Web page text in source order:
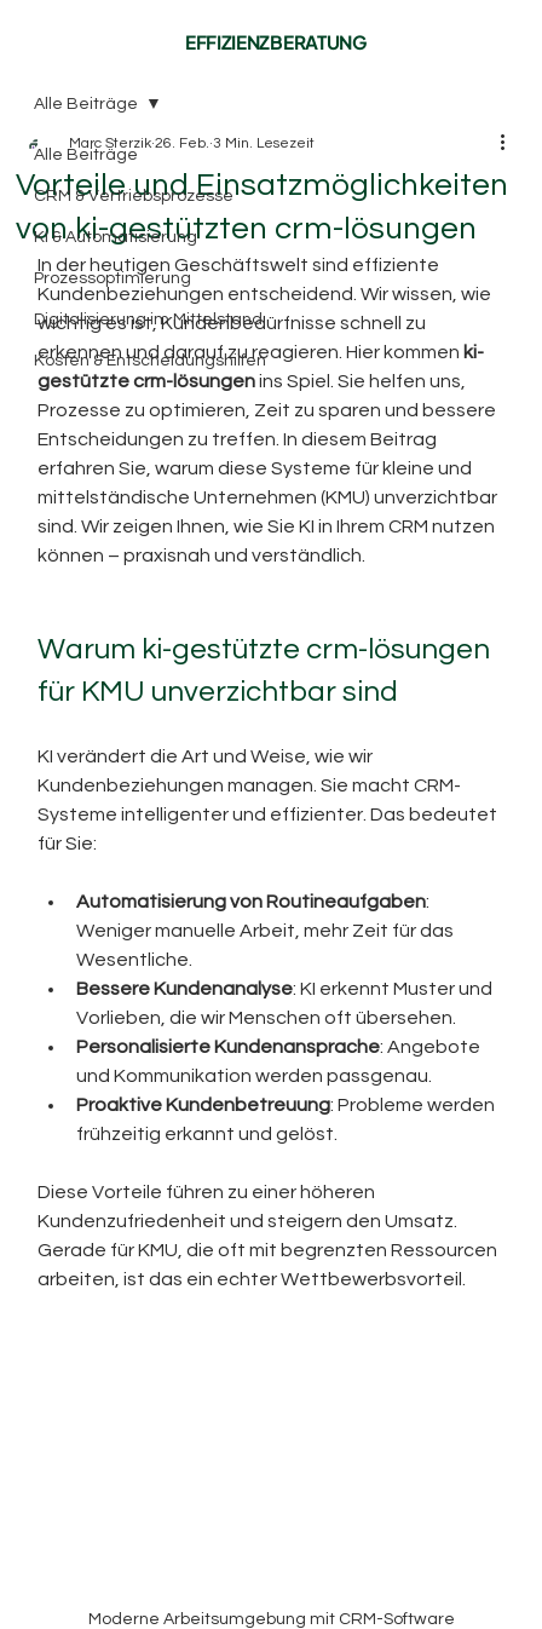
EFFIZIENZBERATUNG
Alle Beiträge
CRM & Vertriebsprozesse
KI & Automatisierung
Prozessoptimierung
Digitalisierung im Mittelstand
Kosten & Entscheidungshilfen
Alle Beiträge
Vorteile und Einsatzmöglichkeiten
von ki-gestützten crm-lösungen
Marc Sterzik 26. Feb. 3 Min. Lesezeit
In der heutigen Geschäftswelt sind effiziente
Kundenbeziehungen entscheidend. Wir wissen, wie
wichtig es ist, Kundenbedürfnisse schnell zu
erkennen und darauf zu reagieren. Hier kommen ki-
gestützte crm-lösungen ins Spiel. Sie helfen uns,
Prozesse zu optimieren, Zeit zu sparen und bessere
Entscheidungen zu treffen. In diesem Beitrag
erfahren Sie, warum diese Systeme für kleine und
mittelständische Unternehmen (KMU) unverzichtbar
sind. Wir zeigen Ihnen, wie Sie KI in Ihrem CRM nutzen
können – praxisnah und verständlich.
Warum ki-gestützte crm-lösungen
für KMU unverzichtbar sind
KI verändert die Art und Weise, wie wir
Kundenbeziehungen managen. Sie macht CRM-
Systeme intelligenter und effizienter. Das bedeutet
für Sie:
Automatisierung von Routineaufgaben:
Weniger manuelle Arbeit, mehr Zeit für das
Wesentliche.
Bessere Kundenanalyse: KI erkennt Muster und
Vorlieben, die wir Menschen oft übersehen.
Personalisierte Kundenansprache: Angebote
und Kommunikation werden passgenau.
Proaktive Kundenbetreuung: Probleme werden
frühzeitig erkannt und gelöst.
Diese Vorteile führen zu einer höheren
Kundenzufriedenheit und steigern den Umsatz.
Gerade für KMU, die oft mit begrenzten Ressourcen
arbeiten, ist das ein echter Wettbewerbsvorteil.
Moderne Arbeitsumgebung mit CRM-Software